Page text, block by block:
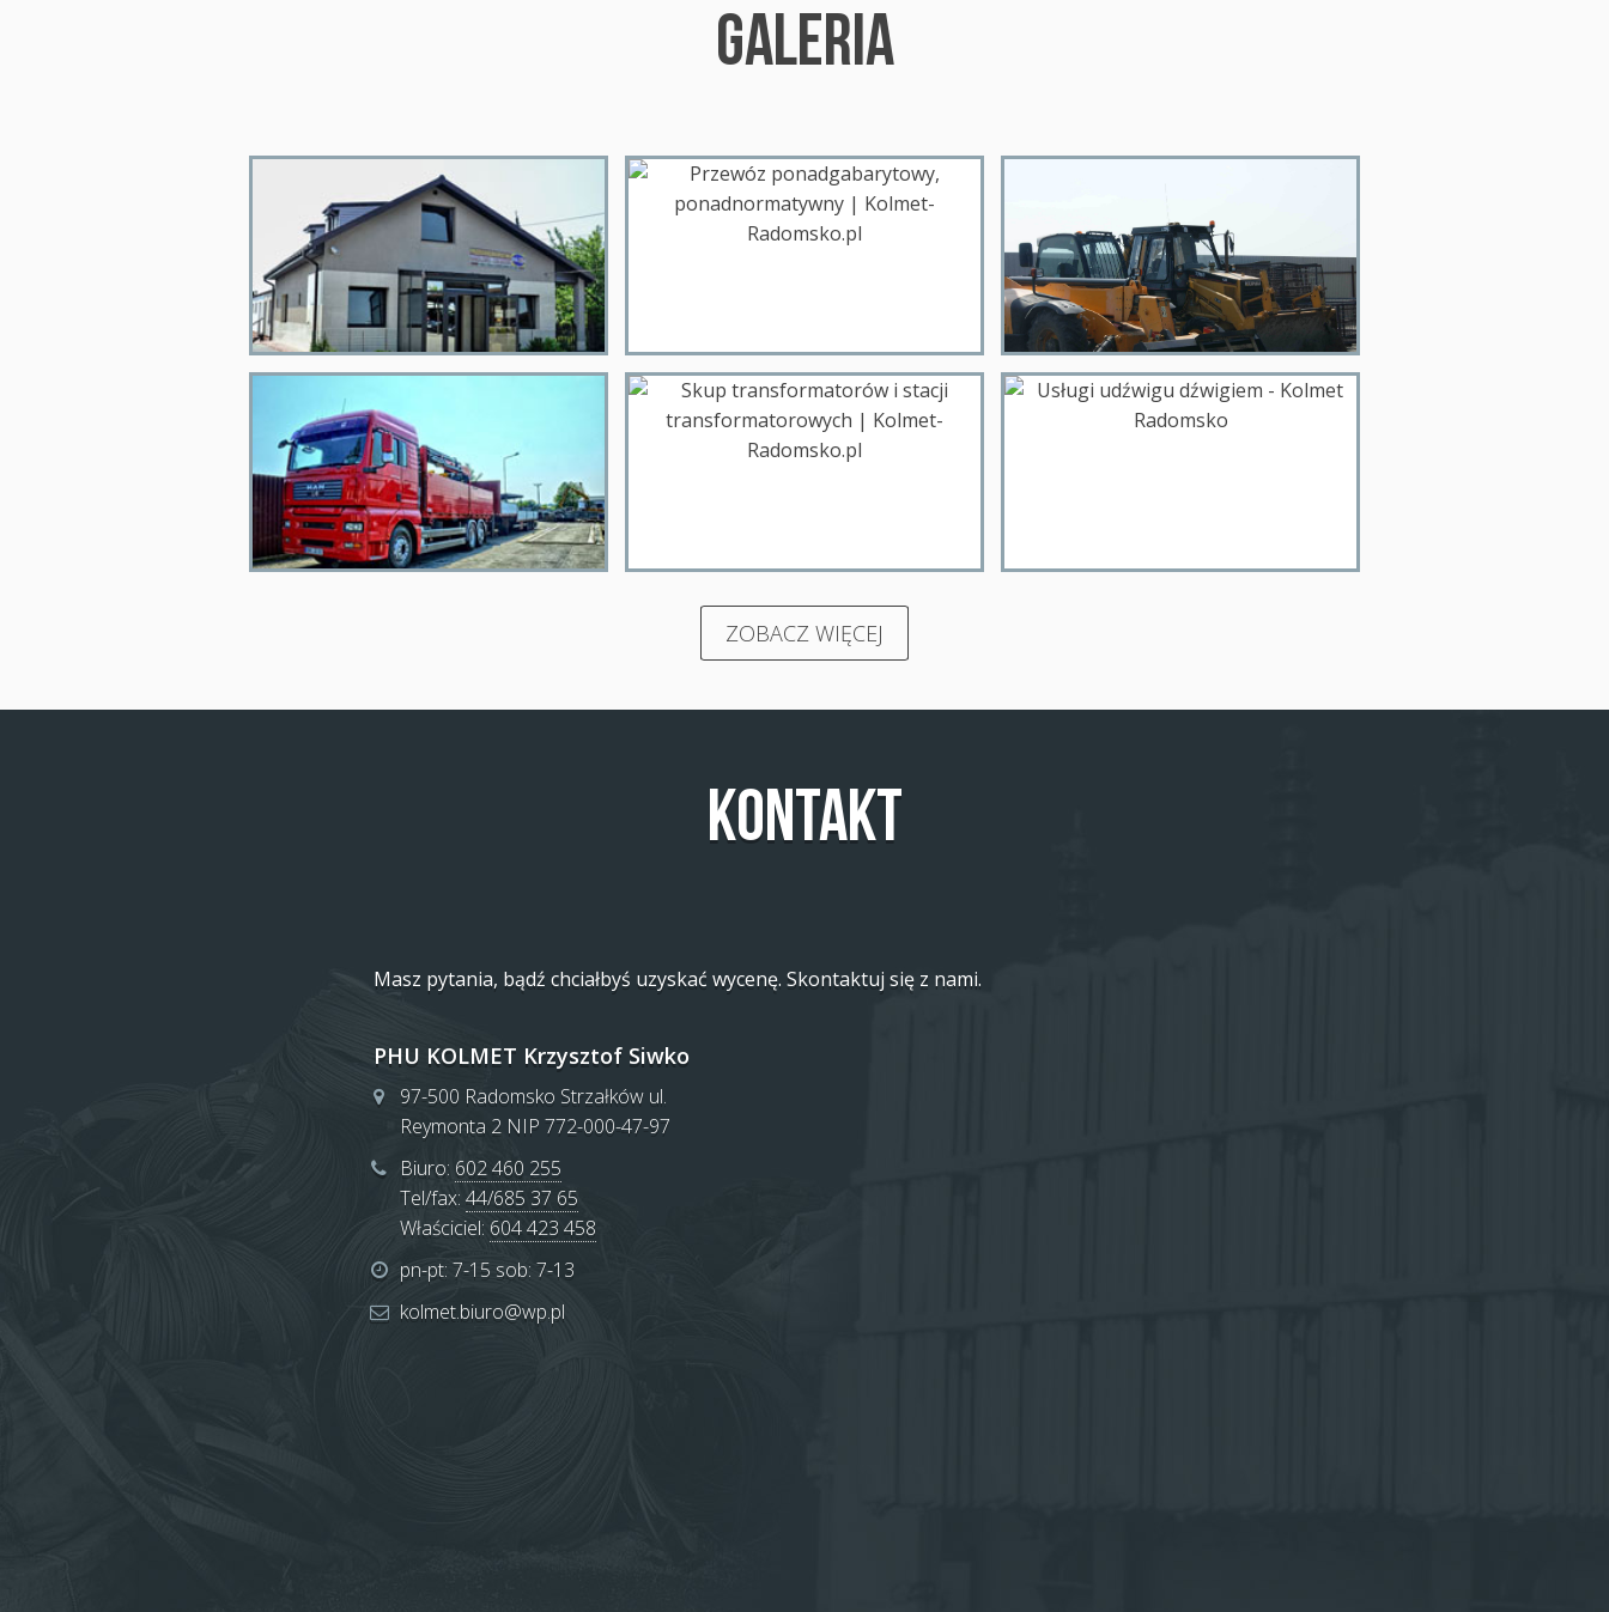
GALERIA
ZOBACZ WIĘCEJ
Kontakt
Masz pytania, bądź chciałbyś uzyskać wycenę. Skontaktuj się z nami.
PHU KOLMET Krzysztof Siwko
97-500 Radomsko Strzałków ul.
Reymonta 2 NIP 772-000-47-97
Biuro: 602 460 255
Tel/fax: 44/685 37 65
Właściciel: 604 423 458
pn-pt: 7-15 sob: 7-13
kolmet.biuro@wp.pl